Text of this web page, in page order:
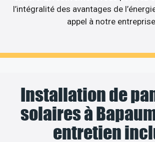
l’intégralité des avantages de
appel à notre
Installation de
solaires à
entretien